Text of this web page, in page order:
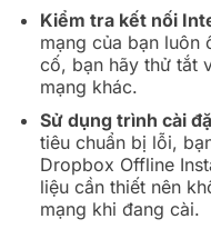
Kiểm tra kết nối
mạng của bạn luôn
cố, bạn hãy thử tắt
mạng khác.
Sử dụng trình cài
tiêu chuẩn bị lỗi,
Dropbox Offline
liệu cần thiết nên
mạng khi đang cài.